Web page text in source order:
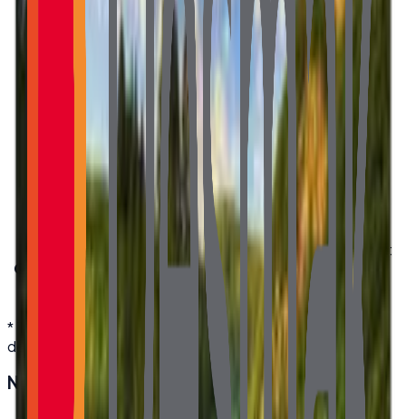
Konnektör Tipi /
Connector Type
30 pin, LVDS 2ch 8-bit
Parlaklık / Brightness
220 cd/m²
Kontrast Oranı /
Contrast Ratio
3000:1 (Typ.)
Görüş Açısı / Viewing
Angle
89/89/89/89 (Typ.)(CR≥10)
Sol/Sağ/Yukarı/Aşağı
Dokunmatik / Touch
Yok
Aktif Alan / Active Area
476.64×268.11 mm
Outline(mm)
487.44×278.182×1.36 mm
Ağırlık / Weight
424g (Typ.)
Çalışma Sıcaklığı /
Operating Temperature
Çalışma: 0~50°C, Depolama:
-20~60°C
PN215CT01-1
* Teknik özellikler üretici kaynaklıdır; modele göre
değişebilir. Detaylı bilgi için bize ulaşın.
Neden Desmak